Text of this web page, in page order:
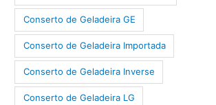
Conserto de Geladeira GE
Conserto de Geladeira Importada
Conserto de Geladeira Inverse
Conserto de Geladeira LG